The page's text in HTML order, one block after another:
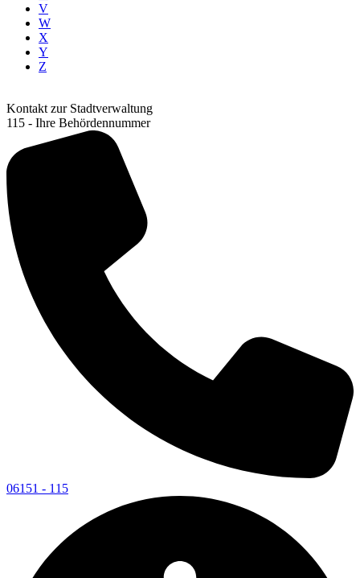
V
W
X
Y
Z
Kontakt zur Stadtverwaltung
115 - Ihre Behördennummer
06151 - 115